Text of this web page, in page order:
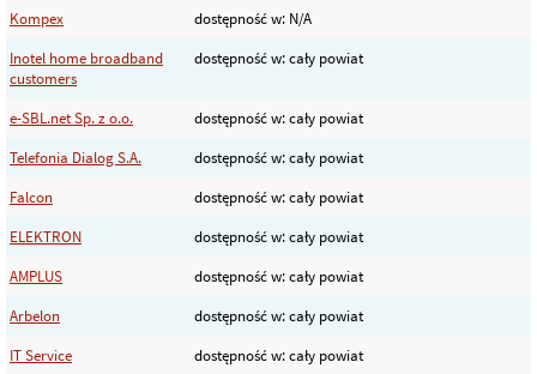
Kompex
dostępność w: N/A
Inotel home broadband
customers
dostępność w: cały powiat
e-SBL.net Sp. z o.o.
dostępność w: cały powiat
Telefonia Dialog S.A.
dostępność w: cały powiat
Falcon
dostępność w: cały powiat
ELEKTRON
dostępność w: cały powiat
AMPLUS
dostępność w: cały powiat
Arbelon
dostępność w: cały powiat
IT Service
dostępność w: cały powiat